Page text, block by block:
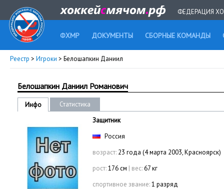
ФЕДЕРАЦИЯ
ФХМР ДОКУМЕНТЫ СБОРНЫЕ КОМАНДЫ
Реестр > Игроки > Белошапкин Даниил
Белошапкин Даниил Романович
Инфо
Статистика
Защитник
Россия
возраст: 23 года (4 марта 2003, Красноярск)
рост:176 см | вес:67 кг
спортивное звание:1 разряд